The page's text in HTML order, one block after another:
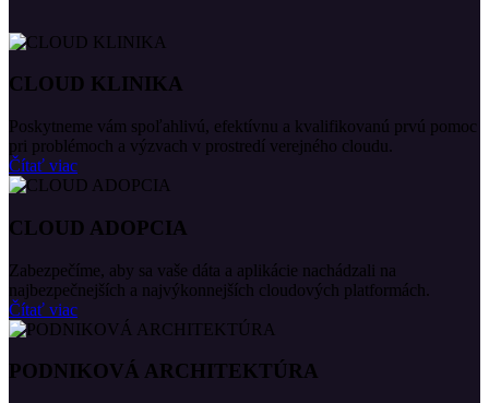
CLOUD KLINIKA
Poskytneme vám spoľahlivú, efektívnu a kvalifikovanú prvú pomoc
pri problémoch a výzvach v prostredí verejného cloudu.
Čítať viac
CLOUD ADOPCIA
Zabezpečíme, aby sa vaše dáta a aplikácie nachádzali na
najbezpečnejších a najvýkonnejších cloudových platformách.
Čítať viac
PODNIKOVÁ ARCHITEKTÚRA